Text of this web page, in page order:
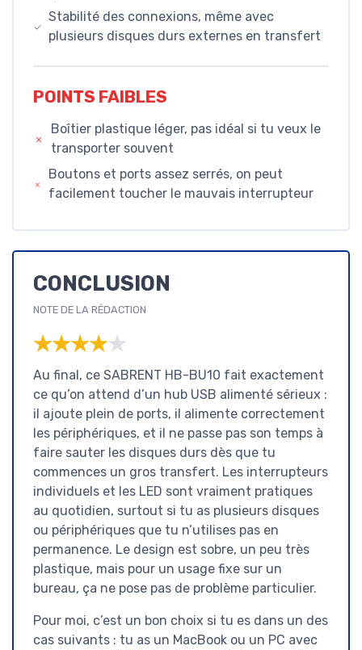
Stabilité des connexions, même avec
plusieurs disques durs externes en transfert
POINTS FAIBLES
Boîtier plastique léger, pas idéal si tu veux le
transporter souvent
Boutons et ports assez serrés, on peut
facilement toucher le mauvais interrupteur
CONCLUSION
NOTE DE LA RÉDACTION
★★★★★
★★★★★
Au final, ce SABRENT HB-BU10 fait exactement
ce qu’on attend d’un hub USB alimenté sérieux :
il ajoute plein de ports, il alimente correctement
les périphériques, et il ne passe pas son temps à
faire sauter les disques durs dès que tu
commences un gros transfert. Les interrupteurs
individuels et les LED sont vraiment pratiques
au quotidien, surtout si tu as plusieurs disques
ou périphériques que tu n’utilises pas en
permanence. Le design est sobre, un peu très
plastique, mais pour un usage fixe sur un
bureau, ça ne pose pas de problème particulier.
Pour moi, c’est un bon choix si tu es dans un des
cas suivants : tu as un MacBook ou un PC avec